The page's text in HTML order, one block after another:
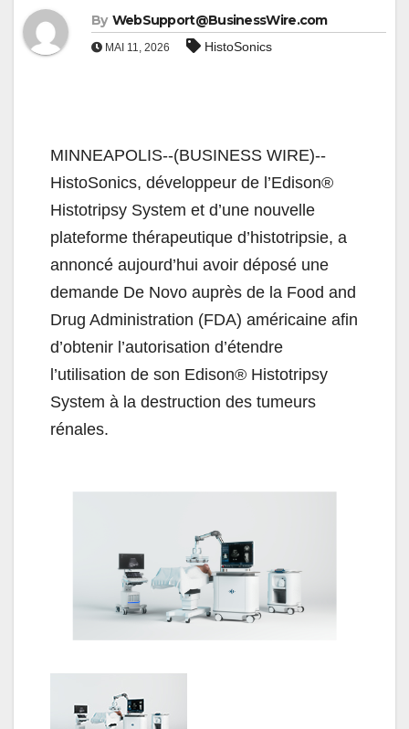
By WebSupport@BusinessWire.com
MAI 11, 2026 HistoSonics
MINNEAPOLIS--(BUSINESS WIRE)--
HistoSonics, développeur de l’Edison®
Histotripsy System et d’une nouvelle
plateforme thérapeutique d’histotripsie, a
annoncé aujourd’hui avoir déposé une
demande De Novo auprès de la Food and
Drug Administration (FDA) américaine afin
d’obtenir l’autorisation d’étendre
l’utilisation de son Edison® Histotripsy
System à la destruction des tumeurs
rénales.